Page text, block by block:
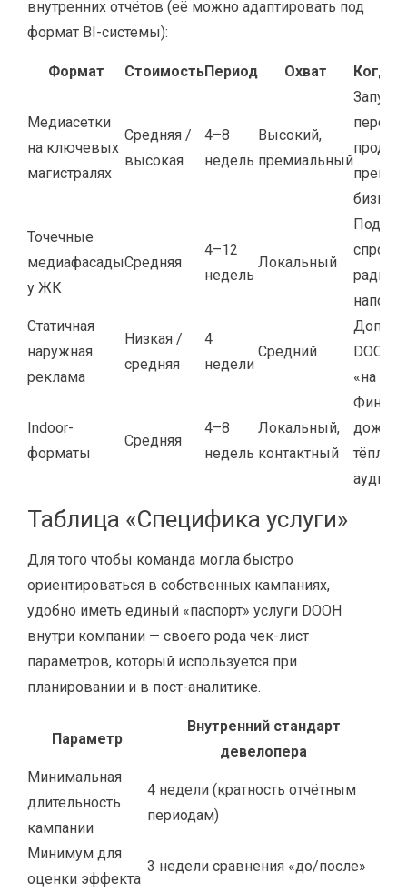
внутренних отчётов (её можно адаптировать под
формат BI-системы):
Формат СтоимостьПериод Охват
Медиасетки
на ключевых
магистралях
Средняя /
высокая
4–8
недель
Высокий,
премиальный
Запуск
продаж,
Точечные
медиафасады
у ЖК
Средняя
4–12
недель
Локальный
спроса
Статичная
наружная
реклама
Низкая /
средняя
4
недели
Средний
DOOH,
«на
Indoor-
форматы
Средняя
4–8
недель
Локальный,
контактный
тёплой
Таблица «Специфика услуги»
Для того чтобы команда могла быстро
ориентироваться в собственных кампаниях,
удобно иметь единый «паспорт» услуги DOOH
внутри компании — своего рода чек-лист
параметров, который используется при
планировании и в пост-аналитике.
Параметр
Внутренний стандарт
девелопера
Минимальная
длительность
кампании
4 недели (кратность отчётным
периодам)
Минимум для
оценки эффекта
3 недели сравнения «до/после»